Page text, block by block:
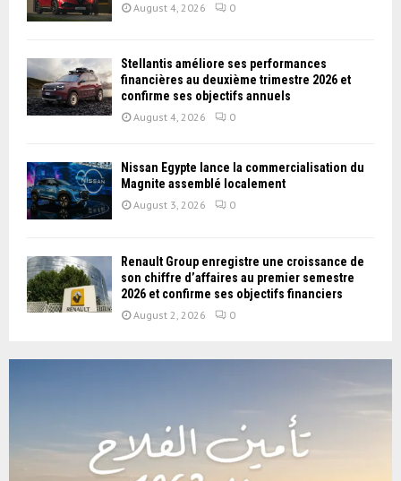
August 4, 2026 0
Stellantis améliore ses performances
financières au deuxième trimestre 2026 et
confirme ses objectifs annuels
August 4, 2026 0
Nissan Égypte lance la commercialisation du
Magnite assemblé localement
August 3, 2026 0
Renault Group enregistre une croissance de
son chiffre d’affaires au premier semestre
2026 et confirme ses objectifs financiers
August 2, 2026 0